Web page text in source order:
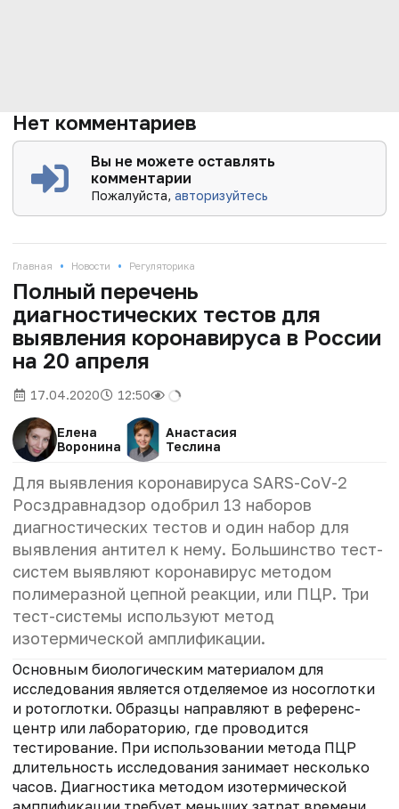
Нет комментариев
Вы не можете оставлять
комментарии
Пожалуйста,авторизуйтесь
Главная • Новости • Регуляторика
Полный перечень
диагностических тестов для
выявления коронавируса в России
на 20 апреля
17.04.2020 12:50
Елена
Воронина
Анастасия
Теслина
Для выявления коронавируса SARS-CoV-2
Росздравнадзор одобрил 13 наборов
диагностических тестов и один набор для
выявления антител к нему. Большинство тест-
систем выявляют коронавирус методом
полимеразной цепной реакции, или ПЦР. Три
тест-системы используют метод
изотермической амплификации.
Основным биологическим материалом для
исследования является отделяемое из носоглотки
и ротоглотки. Образцы направляют в референс-
центр или лабораторию, где проводится
тестирование. При использовании метода ПЦР
длительность исследования занимает несколько
часов. Диагностика методом изотермической